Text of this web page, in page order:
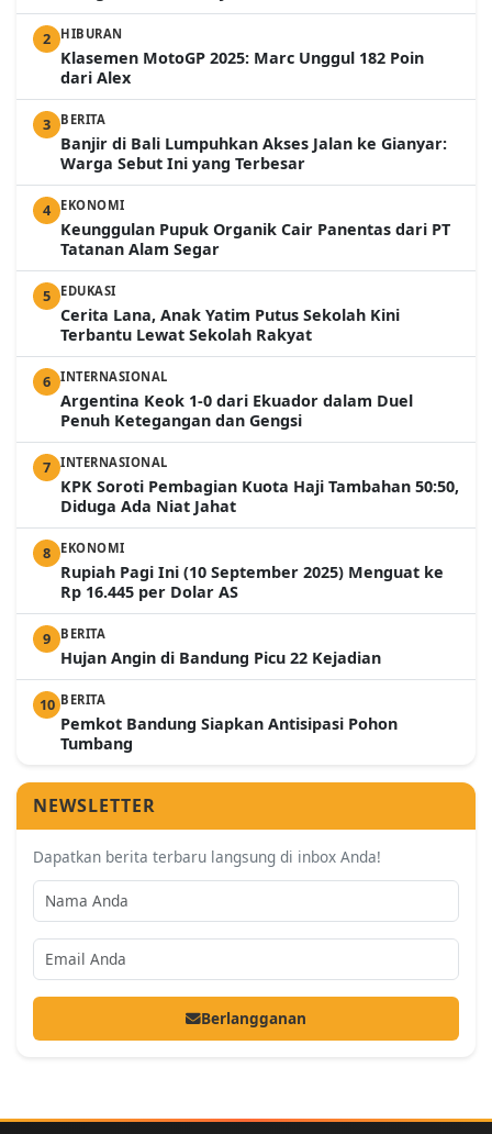
2 HIBURAN
Klasemen MotoGP 2025: Marc Unggul 182 Poin
dari Alex
3 BERITA
Banjir di Bali Lumpuhkan Akses Jalan ke Gianyar:
Warga Sebut Ini yang Terbesar
4 EKONOMI
Keunggulan Pupuk Organik Cair Panentas dari PT
Tatanan Alam Segar
5 EDUKASI
Cerita Lana, Anak Yatim Putus Sekolah Kini
Terbantu Lewat Sekolah Rakyat
6 INTERNASIONAL
Argentina Keok 1-0 dari Ekuador dalam Duel
Penuh Ketegangan dan Gengsi
7 INTERNASIONAL
KPK Soroti Pembagian Kuota Haji Tambahan 50:50,
Diduga Ada Niat Jahat
8 EKONOMI
Rupiah Pagi Ini (10 September 2025) Menguat ke
Rp 16.445 per Dolar AS
9 BERITA
Hujan Angin di Bandung Picu 22 Kejadian
10 BERITA
Pemkot Bandung Siapkan Antisipasi Pohon
Tumbang
NEWSLETTER
Dapatkan berita terbaru langsung di inbox Anda!
Berlangganan